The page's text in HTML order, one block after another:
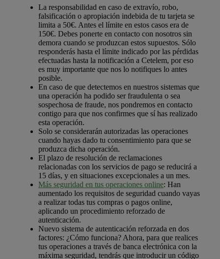
La responsabilidad en caso de extravío, robo,
falsificación o apropiación indebida de tu tarjeta se
limita a 50€. Antes el límite en estos casos era de
150€. Debes ponerte en contacto con nosotros sin
demora cuando se produzcan estos supuestos. Sólo
responderás hasta el límite indicado por las pérdidas
efectuadas hasta la notificación a Cetelem, por eso
es muy importante que nos lo notifiques lo antes
posible.
En caso de que detectemos en nuestros sistemas que
una operación ha podido ser fraudulenta o sea
sospechosa de fraude, nos pondremos en contacto
contigo para que nos confirmes que sí has realizado
esta operación.
Solo se considerarán autorizadas las operaciones
cuando hayas dado tu consentimiento para que se
produzca dicha operación.
El plazo de resolución de reclamaciones
relacionadas con los servicios de pago se reducirá a
15 días, y en situaciones excepcionales a un mes.
Más seguridad en tus operaciones online: Han
aumentado los requisitos de seguridad cuando vayas
a realizar todas tus compras o pagos online,
aplicando un procedimiento reforzado de
autenticación.
Nuevo sistema de autenticación reforzada en dos
factores: ¿Cómo funciona? Ahora, para que realices
tus operaciones a través de banca electrónica con la
máxima seguridad, tendrás que introducir un código